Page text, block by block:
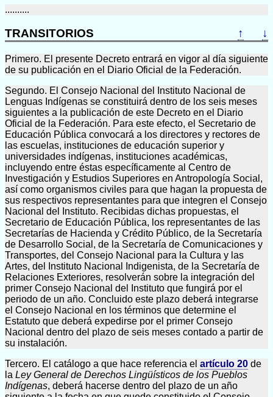
..........
TRANSITORIOS ↑ ↓
Primero. El presente Decreto entrará en vigor al día siguiente
de su publicación en el Diario Oficial de la Federación.
Segundo. El Consejo Nacional del Instituto Nacional de
Lenguas Indígenas se constituirá dentro de los seis meses
siguientes a la publicación de este Decreto en el Diario
Oficial de la Federación. Para este efecto, el Secretario de
Educación Pública convocará a los directores y rectores de
las escuelas, instituciones de educación superior y
universidades indígenas, instituciones académicas,
incluyendo entre éstas específicamente al Centro de
Investigación y Estudios Superiores en Antropología Social,
así como organismos civiles para que hagan la propuesta de
sus respectivos representantes para que integren el Consejo
Nacional del Instituto. Recibidas dichas propuestas, el
Secretario de Educación Pública, los representantes de las
Secretarías de Hacienda y Crédito Público, de la Secretaría
de Desarrollo Social, de la Secretaría de Comunicaciones y
Transportes, del Consejo Nacional para la Cultura y las
Artes, del Instituto Nacional Indigenista, de la Secretaría de
Relaciones Exteriores, resolverán sobre la integración del
primer Consejo Nacional del Instituto que fungirá por el
periodo de un año. Concluido este plazo deberá integrarse
el Consejo Nacional en los términos que determine el
Estatuto que deberá expedirse por el primer Consejo
Nacional dentro del plazo de seis meses contado a partir de
su instalación.
Tercero. El catálogo a que hace referencia el artículo 20 de
la Ley General de Derechos Lingüísticos de los Pueblos
Indígenas, deberá hacerse dentro del plazo de un año